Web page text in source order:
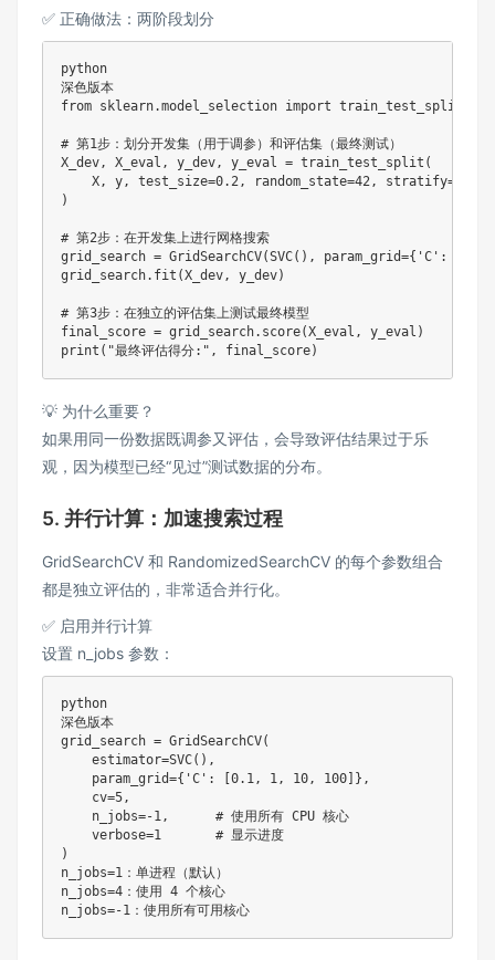
✅ 正确做法：两阶段划分
python
from sklearn.model_selection import train_test_split
# 第1步：划分开发集（用于调参）和评估集（最终测试）
X_dev, X_eval , y_dev, y_eval = train_test_split (
    X
, y, test_size=0.2, random_state=42, stratify=
)
# 第2步：在开发集上进行网格搜索
grid_search = GridSearchCV(SVC( ) , param_grid={ 'C' :
grid_search. fit (X_dev, y_dev)
# 第3步：在独立的评估集上测试最终模型
final_score = grid_search. score(X_eval , y_eval )
print ( "最终评估得分:" , final_score)
💡 为什么重要？
如果用同一份数据既调参又评估，会导致评估结果过于乐
观，因为模型已经“见过”测试数据的分布。
5. 并行计算：加速搜索过程
GridSearchCV 和 RandomizedSearchCV 的每个参数组合
都是独立评估的，非常适合并行化。
✅ 启用并行计算
设置 n_jobs 参数：
python
深色版本
grid_search = GridSearchCV(
    estimator
=SVC( ) ,
    param_grid
={ 'C' : 0.1, 1, 10, 100 } ,
    cv
=5,
    n_jobs
=-1,
# 使用所有 CPU 核心
    verbose
=1
# 显示进度
)
n_jobs=1 ：单进程（默认）
n_jobs=4 ：使用 4 个核心
n_jobs=-1